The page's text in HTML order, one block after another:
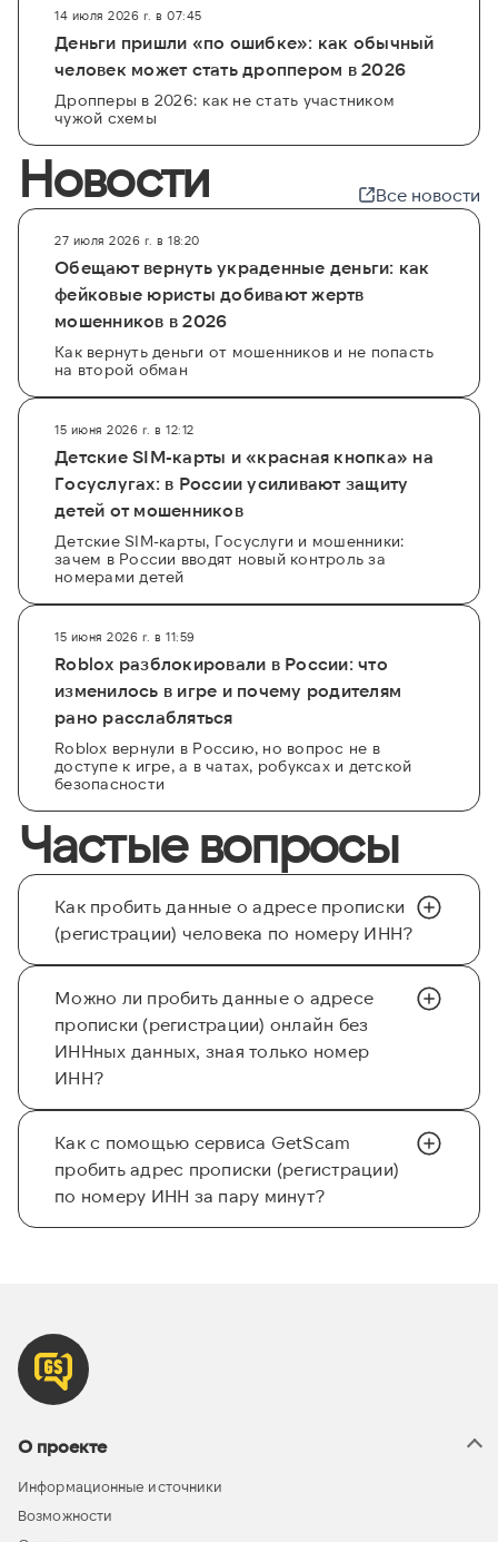
14 июля 2026 г. в 07:45
Деньги пришли «по ошибке»: как обычный
человек может стать дроппером в 2026
Дропперы в 2026: как не стать участником
чужой схемы
Новости Все новости
27 июля 2026 г. в 18:20
Обещают вернуть украденные деньги: как
фейковые юристы добивают жертв
мошенников в 2026
Как вернуть деньги от мошенников и не попасть
на второй обман
15 июня 2026 г. в 12:12
Детские SIM-карты и «красная кнопка» на
Госуслугах: в России усиливают защиту
детей от мошенников
Детские SIM-карты, Госуслуги и мошенники:
зачем в России вводят новый контроль за
номерами детей
15 июня 2026 г. в 11:59
Roblox разблокировали в России: что
изменилось в игре и почему родителям
рано расслабляться
Roblox вернули в Россию, но вопрос не в
доступе к игре, а в чатах, робуксах и детской
безопасности
Частые вопросы
Как пробить данные о адресе прописки
(регистрации) человека по номеру ИНН?
Можно ли пробить данные о адресе
прописки (регистрации) онлайн без
ИННных данных, зная только номер
ИНН?
Как с помощью сервиса GetScam
пробить адрес прописки (регистрации)
по номеру ИНН за пару минут?
О проекте
Информационные источники
Возможности